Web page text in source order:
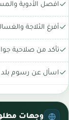
افصل الأدوية
أفرغ الثلاجة
تأكد من صلاحية
اسأل عن رسوم
وجهات